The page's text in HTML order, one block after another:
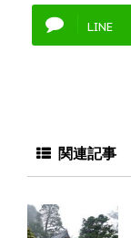
LINE
関連記事